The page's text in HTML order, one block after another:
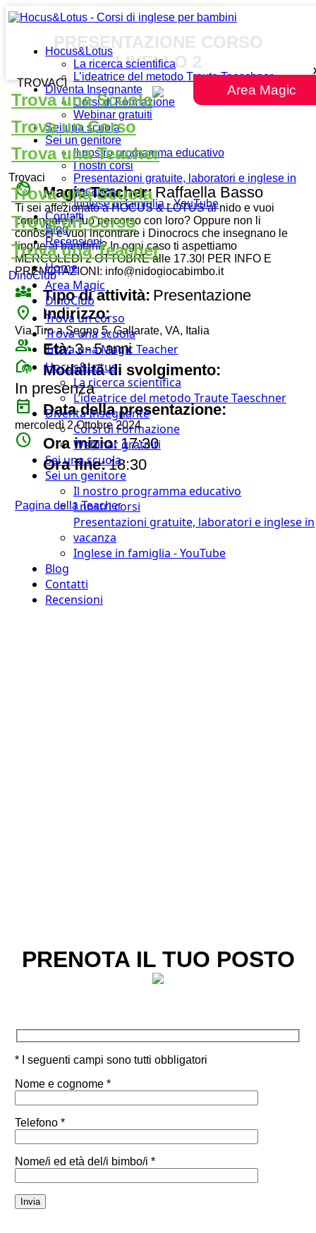
Hocus&Lotus
La ricerca scientifica
L’ideatrice del metodo Traute Taeschner
Diventa Insegnante
Corsi di Formazione
Webinar gratuiti
Sei una scuola
Sei un genitore
Il nostro programma educativo
I nostri corsi
Presentazioni gratuite, laboratori e inglese in
vacanza
Inglese in famiglia - YouTube
Contatti
Blog
Recensioni
Home
Area Magic
DinoClub
Trova un corso
Trova una scuola
Trova una Magic Teacher
Hocus&Lotus
La ricerca scientifica
L’ideatrice del metodo Traute Taeschner
Diventa Insegnante
Corsi di Formazione
Webinar gratuiti
Sei una scuola
Sei un genitore
Il nostro programma educativo
I nostri corsi
Presentazioni gratuite, laboratori e inglese in
vacanza
Inglese in famiglia - YouTube
Blog
Contatti
Recensioni
Area Magic
TROVACI
Trova una Scuola
Trova un Corso
Trova una Teacher
Trovaci
Trova una Scuola
Trova un Corso
Trova una Teacher
DinoClub
PRESENTAZIONE CORSO
LIVELLO 2
face Magic Teacher: Raffaella Basso
Ti sei affezionato a HOCUS & LOTUS al nido e vuoi
continuare il tuo percorso con loro? Oppure non li
conosci e vuoi incontrare i Dinocrocs che insegnano le
lingue ai bambini? In ogni caso ti aspettiamo
MERCOLEDì 2 OTTOBRE alle 17.30! PER INFO E
PRENOTAZIONI: info@nidogiocabimbo.it
diversity_3 Tipo di attività: Presentazione
place Indirizzo:
Via Tiro a Segno 5, Gallarate, VA, Italia
group Età: 3 - 5 anni
broadcast_on_personal
Modalità di svolgimento:
In presenza
today Data della presentazione:
mercoledì 2 Ottobre 2024
watch_later Ora inizio: 17:30
Ora fine:18:30
Pagina della Teacher
PRENOTA IL TUO POSTO
* I seguenti campi sono tutti obbligatori
Nome e cognome *
Telefono *
Nome/i ed età del/i bimbo/i *